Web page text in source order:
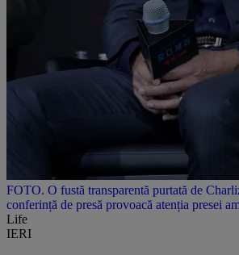
FOTO. O fustă transparentă purtată de
conferință de presă provoacă atenția presei
Life
IERI